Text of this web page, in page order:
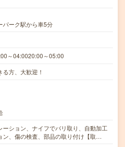
パーク駅から車5分
～04:0020:00～05:00
方、大歓迎！
ーション、ナイフでバリ取り、自動加工
ン、傷の検査、部品の取り付け【取…